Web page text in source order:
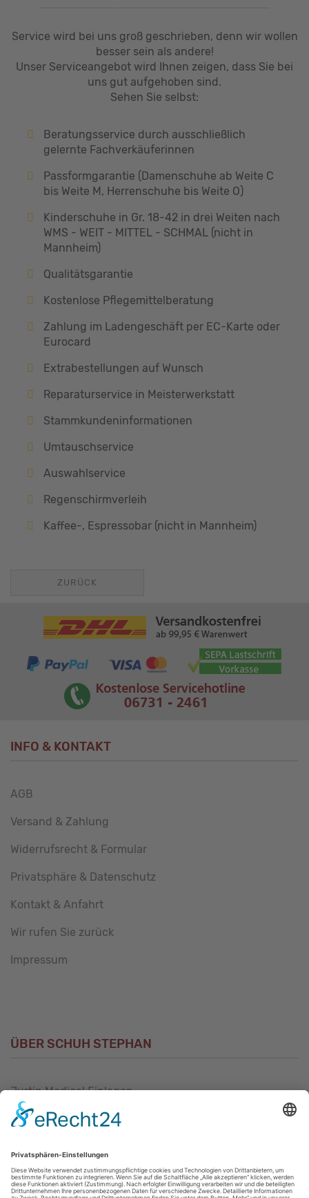
Service wird bei uns groß geschrieben, denn wir wollen
besser sein als andere!
Unser Serviceangebot wird Ihnen zeigen, dass Sie bei
uns gut aufgehoben sind.
Sehen Sie selbst:
Beratungsservice durch ausschließlich
gelernte Fachverkäuferinnen
Passformgarantie (Damenschuhe ab Weite C
bis Weite M, Herrenschuhe bis Weite O)
Kinderschuhe in Gr. 18-42 in drei Weiten nach
WMS - WEIT - MITTEL - SCHMAL (nicht in
Mannheim)
Qualitätsgarantie
Kostenlose Pflegemittelberatung
Zahlung im Ladengeschäft per EC-Karte oder
Eurocard
Extrabestellungen auf Wunsch
Reparaturservice in Meisterwerkstatt
Stammkundeninformationen
Umtauschservice
Auswahlservice
Regenschirmverleih
Kaffee-, Espressobar (nicht in Mannheim)
ZURÜCK
INFO & KONTAKT
AGB
Versand & Zahlung
Widerrufsrecht & Formular
Privatsphäre & Datenschutz
Kontakt & Anfahrt
Wir rufen Sie zurück
Impressum
ÜBER SCHUH STEPHAN
Jurtin Medical Einlagen
Unsere Philosophie
Unser Service